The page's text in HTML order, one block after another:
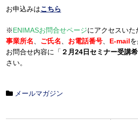
お申込みはこちら
※ENIMASお問合せページにアクセスいた
事業所名、 ご氏名、 お電話番号、 E-mail
お問合せ内容に「 ２月24日セミナー受講
さい。
メールマガジン